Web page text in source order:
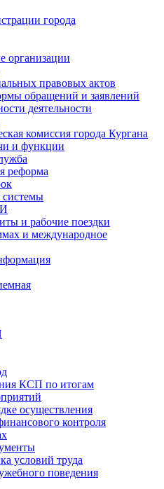
города
организации
правовых актов
обращений и заявлений
деятельности
комиссия города Кургана
и функции
реформа
и рабочие поездки
и международное
КСП по итогам
осуществления
контроля
условий труда
поведения